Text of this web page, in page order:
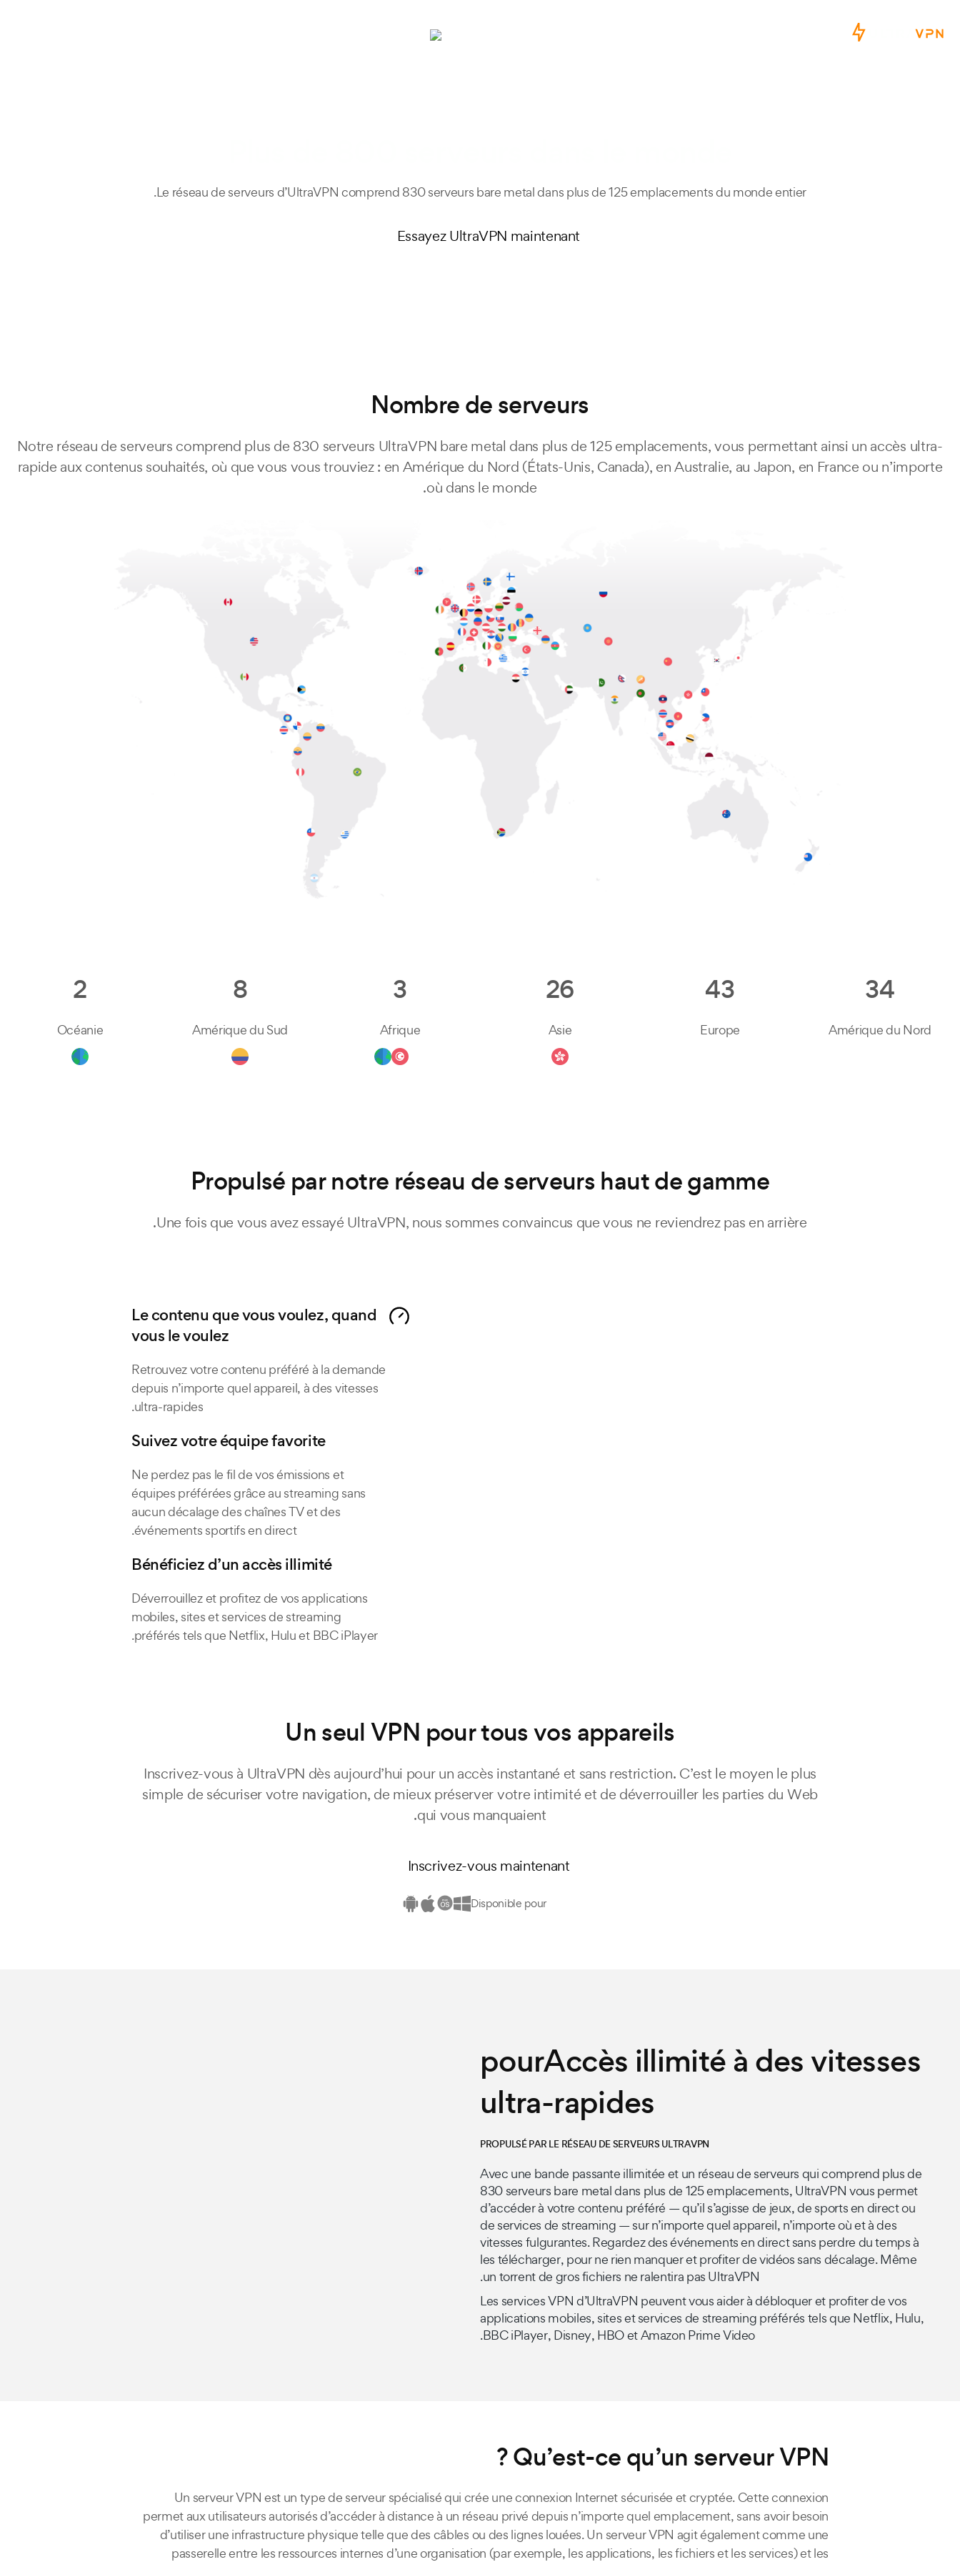
Le réseau de serveurs d’UltraVPN comprend 830 serveurs bare metal dans plus de 125 emplacements du monde entier.
Essayez UltraVPN maintenant
Nombre de serveurs
Notre réseau de serveurs comprend plus de 830 serveurs UltraVPN bare metal dans plus de 125 emplacements, vous permettant ainsi un accès ultra-
rapide aux contenus souhaités, où que vous vous trouviez : en Amérique du Nord (États-Unis, Canada), en Australie, au Japon, en France ou n’importe
où dans le monde.
34
Amérique du Nord
43
Europe
26
Asie
3
Afrique
8
Amérique du Sud
2
Océanie
Propulsé par notre réseau de serveurs haut de gamme
Une fois que vous avez essayé UltraVPN, nous sommes convaincus que vous ne reviendrez pas en arrière.
Le contenu que vous voulez, quand
vous le voulez
Retrouvez votre contenu préféré à la demande
depuis n’importe quel appareil, à des vitesses
ultra-rapides.
Suivez votre équipe favorite
Ne perdez pas le fil de vos émissions et
équipes préférées grâce au streaming sans
aucun décalage des chaînes TV et des
événements sportifs en direct.
Bénéficiez d’un accès illimité
Déverrouillez et profitez de vos applications
mobiles, sites et services de streaming
préférés tels que Netflix, Hulu et BBC iPlayer.
Un seul VPN pour tous vos appareils
Inscrivez-vous à UltraVPN dès aujourd’hui pour un accès instantané et sans restriction. C’est le moyen le plus
simple de sécuriser votre navigation, de mieux préserver votre intimité et de déverrouiller les parties du Web
qui vous manquaient.
Inscrivez-vous maintenant
Disponible pour
pourAccès illimité à des vitesses
ultra-rapides
PROPULSÉ PAR LE RÉSEAU DE SERVEURS ULTRAVPN
Avec une bande passante illimitée et un réseau de serveurs qui comprend plus de
830 serveurs bare metal dans plus de 125 emplacements, UltraVPN vous permet
d’accéder à votre contenu préféré — qu’il s’agisse de jeux, de sports en direct ou
de services de streaming — sur n’importe quel appareil, n’importe où et à des
vitesses fulgurantes. Regardez des événements en direct sans perdre du temps à
les télécharger, pour ne rien manquer et profiter de vidéos sans décalage. Même
un torrent de gros fichiers ne ralentira pas UltraVPN.
Les services VPN d’UltraVPN peuvent vous aider à débloquer et profiter de vos
applications mobiles, sites et services de streaming préférés tels que Netflix, Hulu,
BBC iPlayer, Disney, HBO et Amazon Prime Video.
Qu’est-ce qu’un serveur VPN ?
Un serveur VPN est un type de serveur spécialisé qui crée une connexion Internet sécurisée et cryptée. Cette connexion
permet aux utilisateurs autorisés d’accéder à distance à un réseau privé depuis n’importe quel emplacement, sans avoir besoin
d’utiliser une infrastructure physique telle que des câbles ou des lignes louées. Un serveur VPN agit également comme une
passerelle entre les ressources internes d’une organisation (par exemple, les applications, les fichiers et les services) et les